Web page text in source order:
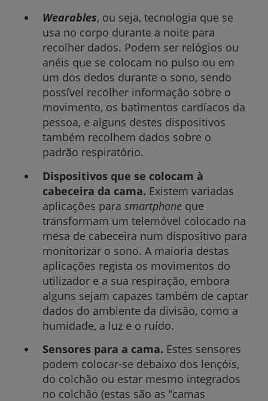
Wearables, ou seja, tecnologia que se
usa no corpo durante a noite para
recolher dados. Podem ser relógios ou
anéis que se colocam no pulso ou em
um dos dedos durante o sono, sendo
possível recolher informação sobre o
movimento, os batimentos cardíacos da
pessoa, e alguns destes dispositivos
também recolhem dados sobre o
padrão respiratório.
Dispositivos que se colocam à
cabeceira da cama. Existem variadas
aplicações para smartphoneque
transformam um telemóvel colocado na
mesa de cabeceira num dispositivo para
monitorizar o sono. A maioria destas
aplicações regista os movimentos do
utilizador e a sua respiração, embora
alguns sejam capazes também de captar
dados do ambiente da divisão, como a
humidade, a luz e o ruído.
Sensores para a cama. Estes sensores
podem colocar-se debaixo dos lençóis,
do colchão ou estar mesmo integrados
no colchão (estas são as “camas